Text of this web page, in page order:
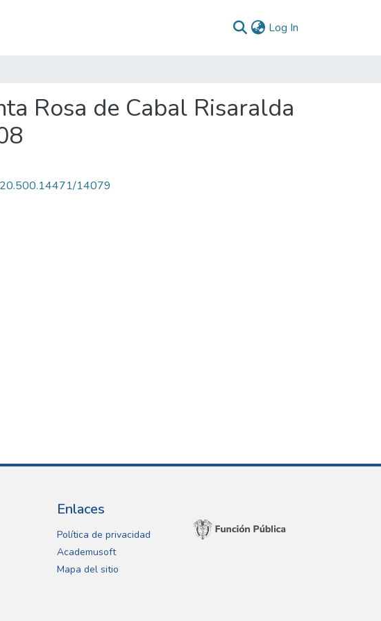
Log In
Rosa de Cabal Risaralda
20.500.14471/14079
Enlaces
Política de privacidad
Academusoft
Mapa del sitio